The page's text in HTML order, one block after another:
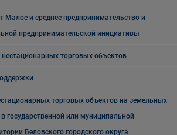
Малое и среднее предпринимательство и
предпринимательской инициативы
торговых объектов
торговых объектов на земельных
государственной или муниципальной
Беловского городского округа